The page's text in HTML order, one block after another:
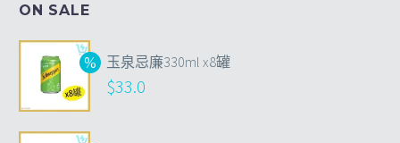
ON SALE
玉泉忌廉330ml x8罐
$33.0